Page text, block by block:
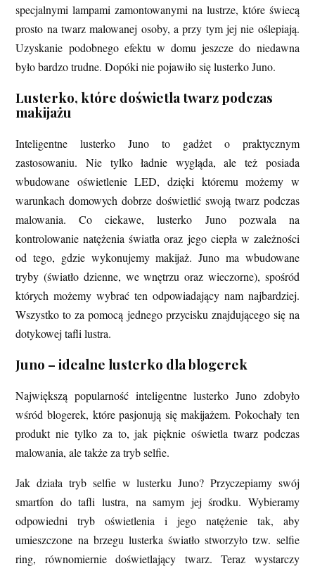
specjalnymi lampami zamontowanymi na lustrze, które świecą
prosto na twarz malowanej osoby, a przy tym jej nie oślepiają.
Uzyskanie podobnego efektu w domu jeszcze do niedawna
było bardzo trudne. Dopóki nie pojawiło się lusterko Juno.
Lusterko, które doświetla twarz podczas
makijażu
Inteligentne lusterko Juno to gadżet o praktycznym
zastosowaniu. Nie tylko ładnie wygląda, ale też posiada
wbudowane oświetlenie LED, dzięki któremu możemy w
warunkach domowych dobrze doświetlić swoją twarz podczas
malowania. Co ciekawe, lusterko Juno pozwala na
kontrolowanie natężenia światła oraz jego ciepła w zależności
od tego, gdzie wykonujemy makijaż. Juno ma wbudowane
tryby (światło dzienne, we wnętrzu oraz wieczorne), spośród
których możemy wybrać ten odpowiadający nam najbardziej.
Wszystko to za pomocą jednego przycisku znajdującego się na
dotykowej tafli lustra.
Juno – idealne lusterko dla blogerek
Największą popularność inteligentne lusterko Juno zdobyło
wśród blogerek, które pasjonują się makijażem. Pokochały ten
produkt nie tylko za to, jak pięknie oświetla twarz podczas
malowania, ale także za tryb selfie.
Jak działa tryb selfie w lusterku Juno? Przyczepiamy swój
smartfon do tafli lustra, na samym jej środku. Wybieramy
odpowiedni tryb oświetlenia i jego natężenie tak, aby
umieszczone na brzegu lusterka światło stworzyło tzw. selfie
ring, równomiernie doświetlający twarz. Teraz wystarczy